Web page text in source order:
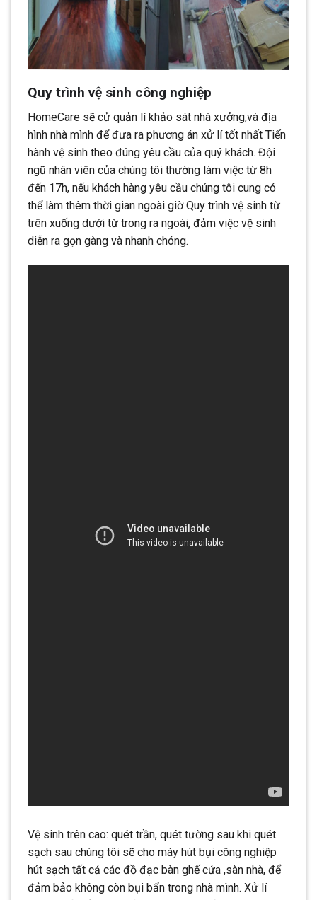
Quy trình vệ sinh công nghiệp
HomeCare sẽ cử quản lí khảo sát nhà xưởng,và địa
hình nhà mình để đưa ra phương án xử lí tốt nhất Tiến
hành vệ sinh theo đúng yêu cầu của quý khách. Đội
ngũ nhân viên của chúng tôi thường làm việc từ 8h
đến 17h, nếu khách hàng yêu cầu chúng tôi cung có
thể làm thêm thời gian ngoài giờ Quy trình vệ sinh từ
trên xuống dưới từ trong ra ngoài, đảm việc vệ sinh
diễn ra gọn gàng và nhanh chóng.
Vệ sinh trên cao: quét trần, quét tường sau khi quét
sạch sau chúng tôi sẽ cho máy hút bụi công nghiệp
hút sạch tất cả các đồ đạc bàn ghế cửa ,sàn nhà, để
đảm bảo không còn bụi bẩn trong nhà mình. Xử lí